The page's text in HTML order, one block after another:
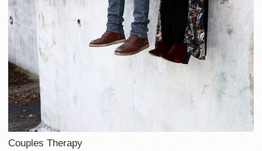
Couples Therapy